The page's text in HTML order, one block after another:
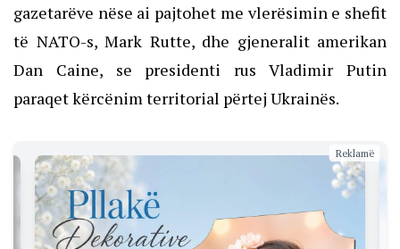
gazetarëve nëse ai pajtohet me vlerësimin e shefit
të NATO-s, Mark Rutte, dhe gjeneralit amerikan
Dan Caine, se presidenti rus Vladimir Putin
paraqet kërcënim territorial përtej Ukrainës.
Reklamë